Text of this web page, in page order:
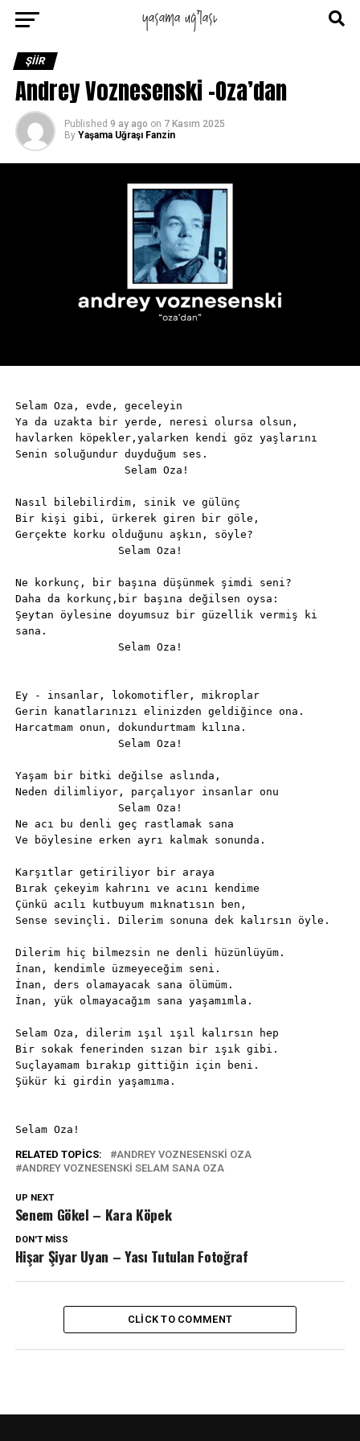
ŞIIR
Andrey Voznesenski -Oza’dan
Published 9 ay ago on 7 Kasım 2025
By Yaşama Uğraşı Fanzin
Selam Oza, evde, geceleyin
Ya da uzakta bir yerde, neresi olursa olsun,
havlarken köpekler,yalarken kendi göz yaşlarını
Senin soluğundur duyduğum ses.
                 Selam Oza!
Nasıl bilebilirdim, sinik ve gülünç
Bir kişi gibi, ürkerek giren bir göle,
Gerçekte korku olduğunu aşkın, söyle?
                Selam Oza!
Ne korkunç, bir başına düşünmek şimdi seni?
Daha da korkunç,bir başına değilsen oysa:
Şeytan öylesine doyumsuz bir güzellik vermiş ki
sana.
                Selam Oza!
Ey - insanlar, lokomotifler, mikroplar
Gerin kanatlarınızı elinizden geldiğince ona.
Harcatmam onun, dokundurtmam kılına.
                Selam Oza!
Yaşam bir bitki değilse aslında,
Neden dilimliyor, parçalıyor insanlar onu
                Selam Oza!
Ne acı bu denli geç rastlamak sana
Ve böylesine erken ayrı kalmak sonunda.
Karşıtlar getiriliyor bir araya
Bırak çekeyim kahrını ve acını kendime
Çünkü acılı kutbuyum mıknatısın ben,
Sense sevinçli. Dilerim sonuna dek kalırsın öyle.
Dilerim hiç bilmezsin ne denli hüzünlüyüm.
İnan, kendimle üzmeyeceğim seni.
İnan, ders olamayacak sana ölümüm.
İnan, yük olmayacağım sana yaşamımla.
Selam Oza, dilerim ışıl ışıl kalırsın hep
Bir sokak fenerinden sızan bir ışık gibi.
Suçlayamam bırakıp gittiğin için beni.
Şükür ki girdin yaşamıma.
Selam Oza!
RELATED TOPICS:
ANDREY VOZNESENSKI OZA
ANDREY VOZNESENSKI SELAM SANA OZA
UP NEXT
Senem Gökel – Kara Köpek
DON'T MISS
Hişar Şiyar Uyan – Yası Tutulan Fotoğraf
CLICK TO COMMENT